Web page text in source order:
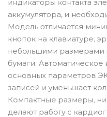
индикаторы контакта
аккумулятора, и
Модель отличается
кнопок на клавиатуре,
небольшими размерами
бумаги.
основных параметров
записей и уменьшает
Компактные размеры,
делают работу с